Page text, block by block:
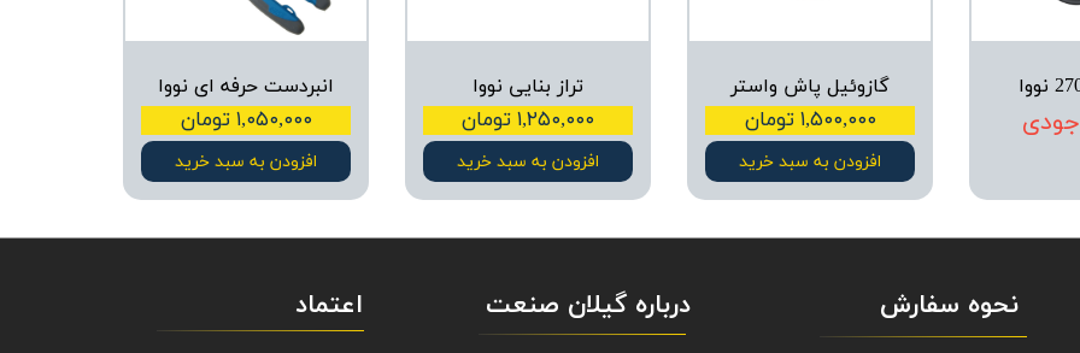
گازوئیل پاش واستر
۱,۵۰۰,۰۰۰ تومان
افزودن به سبد خرید
تراز بنایی نووا
۱,۲۵۰,۰۰۰ تومان
افزودن به سبد خرید
انبردست حرفه ای نووا
۱,۰۵۰,۰۰۰ تومان
افزودن به سبد خرید
نحوه سفارش اعتماد درباره گیلان صنعت